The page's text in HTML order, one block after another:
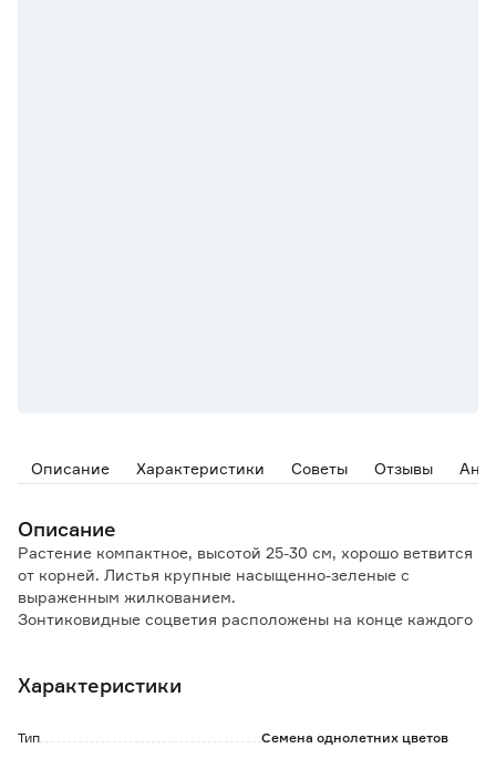
Описание Характеристики Советы Отзывы
Описание
Растение компактное, высотой 25-30 см, хорошо ветвится
от корней. Листья крупные насыщенно-зеленые с
выраженным жилкованием.
Зонтиковидные соцветия расположены на конце каждого
продолжительное. Привлекает бабочек и пчел.
для комнатного выращивания.
Характеристики
Тип Семена однолетних цветов